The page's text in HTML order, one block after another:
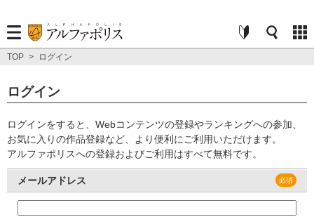
TOP > ログイン
ログイン
ログインをすると、Webコンテンツの登録やランキングへの参加、
お気に入りの作品登録など、より便利にご利用いただけます。
アルファポリスへの登録およびご利用はすべて無料です。
メールアドレス